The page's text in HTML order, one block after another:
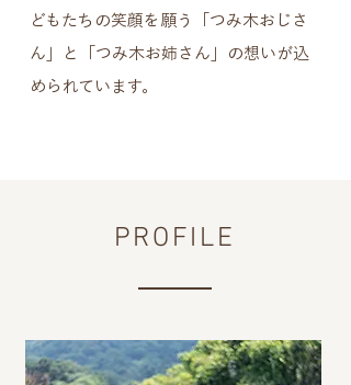
どもたちの笑顔を願う「つみ木おじさ
ん」と「つみ木お姉さん」の想いが込
められています。
PROFILE